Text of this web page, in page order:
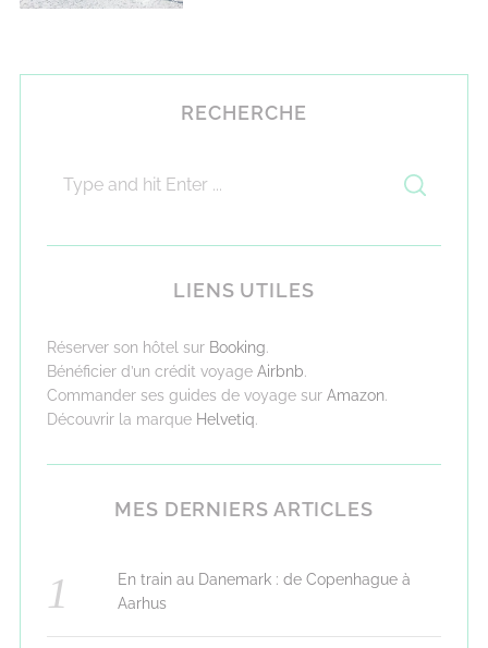
RECHERCHE
LIENS UTILES
Réserver son hôtel sur Booking.
Bénéficier d’un crédit voyage Airbnb.
Commander ses guides de voyage sur Amazon.
Découvrir la marque Helvetiq.
MES DERNIERS ARTICLES
En train au Danemark : de Copenhague à
Aarhus